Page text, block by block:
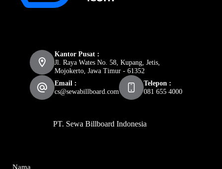
Kantor Pusat :
Jl. Raya Wates No. 58, Kupang, Jetis,
Mojokerto, Jawa Timur - 61352
Email :
cs@sewabillboard.com
Telepon :
081 655 4000
PT. Sewa Billboard Indonesia
Nama